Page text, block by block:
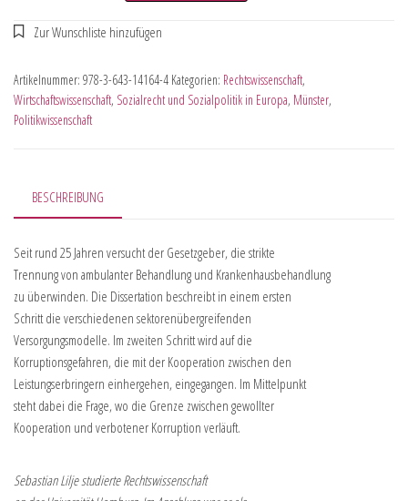
Artikelnummer: 978-3-643-14164-4 Kategorien: Rechtswissenschaft,
Wirtschaftswissenschaft, Sozialrecht und Sozialpolitik in Europa, Münster,
Politikwissenschaft
BESCHREIBUNG
Seit rund 25 Jahren versucht der Gesetzgeber, die strikte
Trennung von ambulanter Behandlung und Krankenhausbehandlung
zu überwinden. Die Dissertation beschreibt in einem ersten
Schritt die verschiedenen sektorenübergreifenden
Versorgungsmodelle. Im zweiten Schritt wird auf die
Korruptionsgefahren, die mit der Kooperation zwischen den
Leistungserbringern einhergehen, eingegangen. Im Mittelpunkt
steht dabei die Frage, wo die Grenze zwischen gewollter
Kooperation und verbotener Korruption verläuft.
Sebastian Lilje studierte Rechtswissenschaft